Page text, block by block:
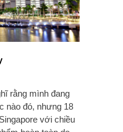
rằng mình đang
nào đó, nhưng 18
với chiều